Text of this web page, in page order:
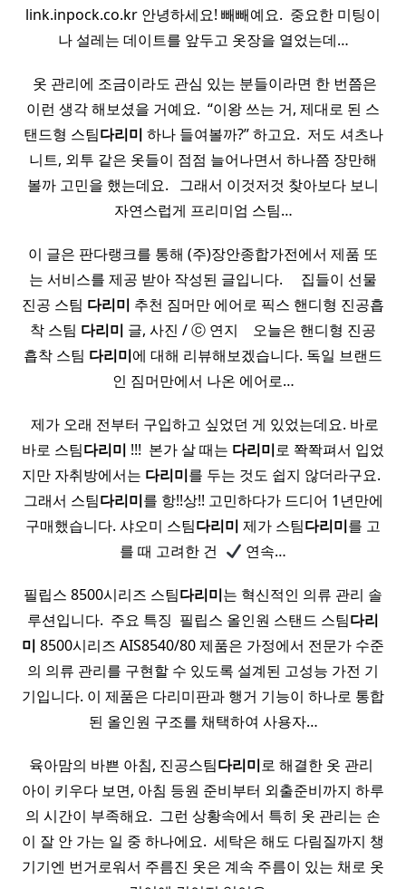
link.inpock.co.kr 안녕하세요! 빼빼예요. ​ 중요한 미팅이
나 설레는 데이트를 앞두고 옷장을 열었는데…
​ 옷 관리에 조금이라도 관심 있는 분들이라면 한 번쯤은
이런 생각 해보셨을 거예요. ​ “이왕 쓰는 거, 제대로 된 스
탠드형 스팀다리미 하나 들여볼까?” 하고요. ​ 저도 셔츠나
니트, 외투 같은 옷들이 점점 늘어나면서 하나쯤 장만해
볼까 고민을 했는데요. ​ ​ 그래서 이것저것 찾아보다 보니
자연스럽게 프리미엄 스팀…
이 글은 판다랭크를 통해 (주)장안종합가전에서 제품 또
는 서비스를 제공 받아 작성된 글입니다. ​ ​ ​ ​ 집들이 선물
진공 스팀 다리미 추천 짐머만 에어로 픽스 핸디형 진공흡
착 스팀 다리미 글, 사진 / ⓒ 연지 ​ ​​ ​ 오늘은 핸디형 진공
흡착 스팀 다리미에 대해 리뷰해보겠습니다. 독일 브랜드
인 짐머만에서 나온 에어로…
​ 제가 오래 전부터 구입하고 싶었던 게 있었는데요. 바로
바로 스팀다리미 !!! ​ 본가 살 때는 다리미로 쫙쫙펴서 입었
지만 자취방에서는 다리미를 두는 것도 쉽지 않더라구요. ​
그래서 스팀다리미를 항!!상!! 고민하다가 드디어 1년만에
구매했습니다. 샤오미 스팀다리미 제가 스팀다리미를 고
를 때 고려한 건 ​
연속…
필립스 8500시리즈 스팀다리미는 혁신적인 의류 관리 솔
루션입니다. ​ 주요 특징 ​ 필립스 올인원 스탠드 스팀다리
미 8500시리즈 AIS8540/80 제품은 가정에서 전문가 수준
의 의류 관리를 구현할 수 있도록 설계된 고성능 가전 기
기입니다. 이 제품은 다리미판과 행거 기능이 하나로 통합
된 올인원 구조를 채택하여 사용자…
육아맘의 바쁜 아침, 진공스팀다리미로 해결한 옷 관리 ​
아이 키우다 보면, 아침 등원 준비부터 외출준비까지 하루
의 시간이 부족해요. ​ 그런 상황속에서 특히 옷 관리는 손
이 잘 안 가는 일 중 하나에요. ​ 세탁은 해도 다림질까지 챙
기기엔 번거로워서 주름진 옷은 계속 주름이 있는 채로 옷